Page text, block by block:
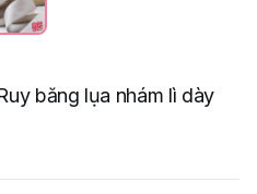
băng lụa nhám lì dày